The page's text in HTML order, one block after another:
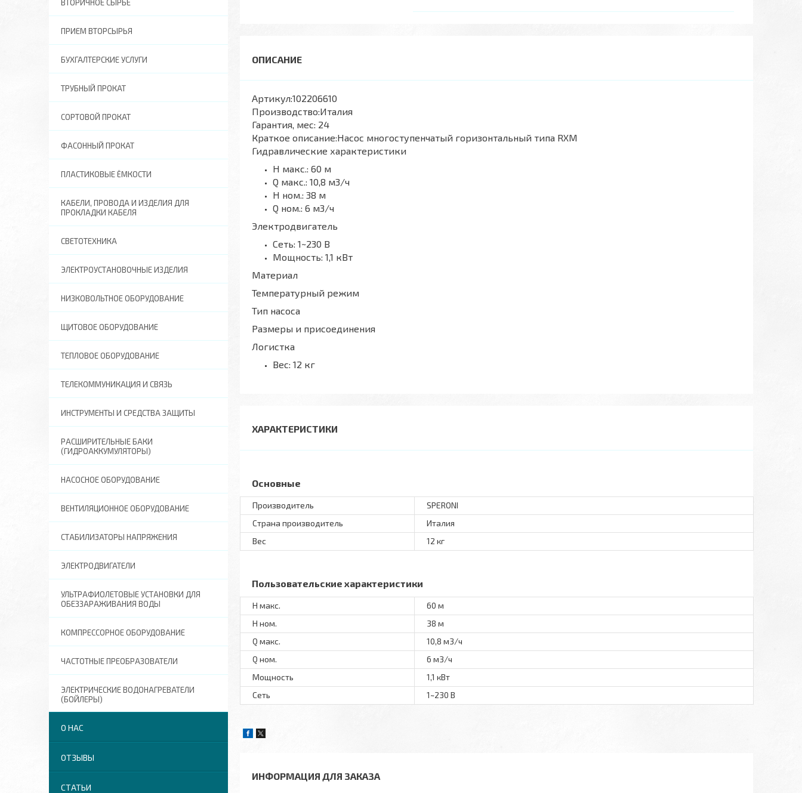
Артикул:102206610
Производство:Италия
Гарантия, мес: 24
Краткое описание:Насос многоступенчатый горизонтальный типа RXM
Гидравлические характеристики
H макс.: 60 м
Q макс.: 10,8 м3/ч
H ном.: 38 м
Q ном.: 6 м3/ч
Электродвигатель
Сеть: 1~230 В
Мощность: 1,1 кВт
Материал
Температурный режим
Тип насоса
Размеры и присоединения
Логистка
Вес: 12 кг
ХАРАКТЕРИСТИКИ
Основные
Производитель
SPERONI
Страна производитель
Италия
Вес
12 кг
Пользовательские характеристики
H макс.
60 м
H ном.
38 м
Q макс.
10,8 м3/ч
Q ном.
6 м3/ч
Мощность
1,1 кВт
Сеть
1~230 В
ИНФОРМАЦИЯ ДЛЯ ЗАКАЗА
ВТОРИЧНОЕ СЫРЬЕ
ПРИЕМ ВТОРСЫРЬЯ
БУХГАЛТЕРСКИЕ УСЛУГИ
ТРУБНЫЙ ПРОКАТ
СОРТОВОЙ ПРОКАТ
ФАСОННЫЙ ПРОКАТ
ПЛАСТИКОВЫЕ ЁМКОСТИ
КАБЕЛИ, ПРОВОДА И ИЗДЕЛИЯ ДЛЯ
ПРОКЛАДКИ КАБЕЛЯ
СВЕТОТЕХНИКА
ЭЛЕКТРОУСТАНОВОЧНЫЕ ИЗДЕЛИЯ
НИЗКОВОЛЬТНОЕ ОБОРУДОВАНИЕ
ЩИТОВОЕ ОБОРУДОВАНИЕ
ТЕПЛОВОЕ ОБОРУДОВАНИЕ
ТЕЛЕКОММУНИКАЦИЯ И СВЯЗЬ
ИНСТРУМЕНТЫ И СРЕДСТВА ЗАЩИТЫ
РАСШИРИТЕЛЬНЫЕ БАКИ
(ГИДРОАККУМУЛЯТОРЫ)
НАСОСНОЕ ОБОРУДОВАНИЕ
ВЕНТИЛЯЦИОННОЕ ОБОРУДОВАНИЕ
СТАБИЛИЗАТОРЫ НАПРЯЖЕНИЯ
ЭЛЕКТРОДВИГАТЕЛИ
УЛЬТРАФИОЛЕТОВЫЕ УСТАНОВКИ ДЛЯ
ОБЕЗЗАРАЖИВАНИЯ ВОДЫ
КОМПРЕССОРНОЕ ОБОРУДОВАНИЕ
ЧАСТОТНЫЕ ПРЕОБРАЗОВАТЕЛИ
ЭЛЕКТРИЧЕСКИЕ ВОДОНАГРЕВАТЕЛИ
(БОЙЛЕРЫ)
О НАС
ОТЗЫВЫ
СТАТЬИ